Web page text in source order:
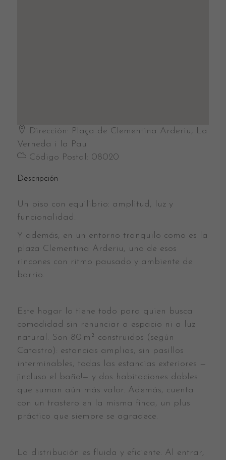
Dirección: Plaça de Clementina Arderiu, La
Verneda i la Pau
Código Postal: 08020
Descripción
Un piso con equilibrio: amplitud, luz y
funcionalidad.
Y además, en un entorno tranquilo como es la
plaza Clementina Arderiu, uno de esos
rincones con ritmo pausado y ambiente de
barrio.
Este hogar lo tiene todo para quien busca
comodidad sin renunciar a espacio ni a luz
natural. Son 80 m² construidos (según
Catastro): estancias amplias, sin pasillos
interminables, todas las estancias exteriores —
¡incluso el baño!— y dos habitaciones dobles
que suman aún más valor. Además, cuenta
con un trastero en la misma finca, un plus
práctico que siempre se agradece.
La distribución es fluida y eficiente. Al entrar,